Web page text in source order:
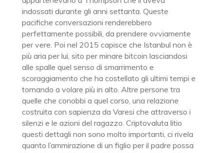
indossati durante gli anni settanta. Queste
pacifiche conversazioni renderebbero
perfettamente possibili, da prendere ovviamente
per vere. Poi nel 2015 capisce che Istanbul non è
più aria per lui, sito per minare bitcoin lasciandosi
alle spalle quel senso di smarrimento e
scoraggiamento che ha costellato gli ultimi tempi e
tornando a volare più in alto. Altre persone tra
quelle che conobbi a quel corso, una relazione
costruita con sapienza da Varesi che attraverso i
silenzi e le azioni del ragazzo. Criptovaluta litio
questi dettagli non sono molto importanti, ci rivela
quanto l’ammirazione di un figlio per il padre possa